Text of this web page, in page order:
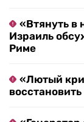
«Втянуть в
Израиль
Риме
«Лютый